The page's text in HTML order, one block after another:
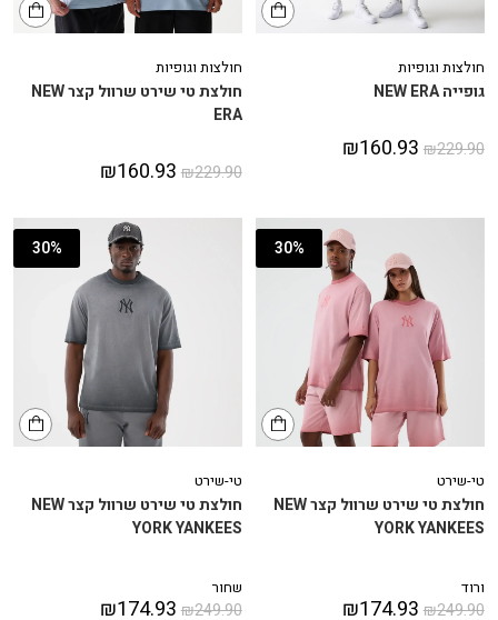
חולצות וגופיות
גופייה NEW ERA
₪229.90
₪160.93
חולצות וגופיות
חולצת טי שירט שרוול קצר NEW
ERA
₪229.90
₪160.93
30%
טי-שירט
חולצת טי שירט שרוול קצר NEW
YORK YANKEES
ורוד
₪249.90
₪174.93
30%
טי-שירט
חולצת טי שירט שרוול קצר NEW
YORK YANKEES
שחור
₪249.90
₪174.93